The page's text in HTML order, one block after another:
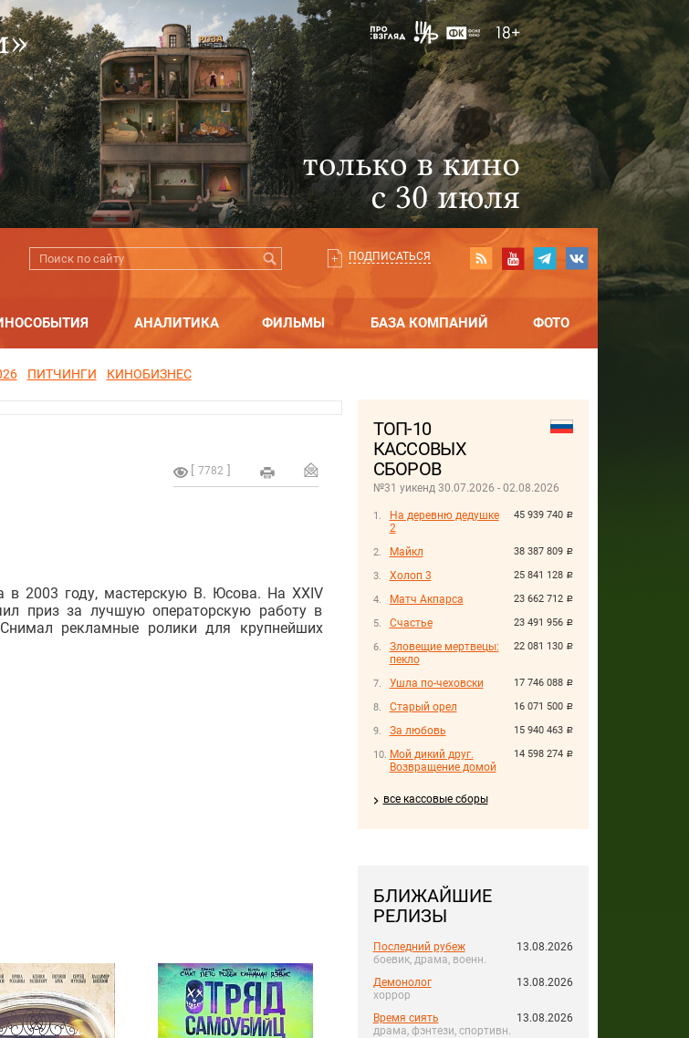
ПОДПИСАТЬСЯ
АНАЛИТИКА ФИЛЬМЫ БАЗА КОМПАНИЙ ФОТО
ПИТЧИНГИ КИНОБИЗНЕС
ТОП-10
КАССОВЫХ
СБОРОВ
№31 уикенд 30.07.2026 - 02.08.2026
45 939 740 руб.
На деревню дедушке
2
38 387 809 руб.
Майкл
25 841 128 руб.
Холоп 3
23 662 712 руб.
Матч Акпарса
23 491 956 руб.
Счастье
22 081 130 руб.
Зловещие мертвецы:
пекло
17 746 088 руб.
Ушла по-чеховски
16 071 500 руб.
Старый орел
15 940 463 руб.
За любовь
14 598 274 руб.
Мой дикий друг.
Возвращение домой
все кассовые сборы
БЛИЖАЙШИЕ
РЕЛИЗЫ
Последний рубеж
боевик, драма, военн.
13.08.2026
Демонолог
хоррор
13.08.2026
Время сиять
драма, фэнтези, спортивн.
13.08.2026
7782
в 2003 году, мастерскую В. Юсова. На XXIV
приз за лучшую операторскую работу в
рекламные ролики для крупнейших